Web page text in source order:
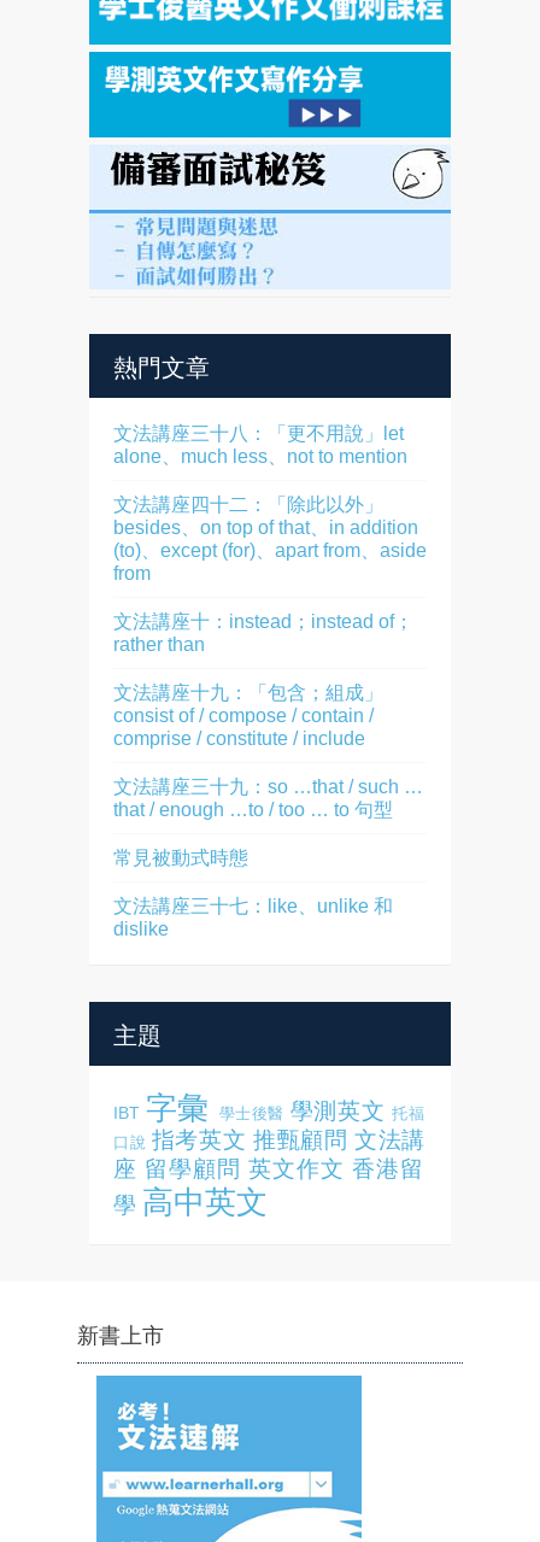
熱門文章
文法講座三十八：「更不用說」let
alone、much less、not to mention
文法講座四十二：「除此以外」
besides、on top of that、in addition
(to)、except (for)、apart from、aside
from
文法講座十：instead；instead of；
rather than
文法講座十九：「包含；組成」
consist of / compose / contain /
comprise / constitute / include
文法講座三十九：so …that / such …
that / enough …to / too … to 句型
常見被動式時態
文法講座三十七：like、unlike 和
dislike
主題
IBT 字彙 學士後醫 學測英文 托福
口說 指考英文 推甄顧問 文法講
座 留學顧問 英文作文 香港留
學 高中英文
新書上市